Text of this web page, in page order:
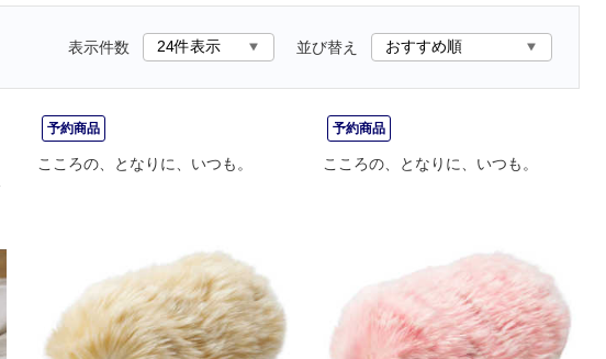
表示件数 並び替え
予約商品
こころの、となりに、いつも。
予約商品
こころの、となりに、いつも。